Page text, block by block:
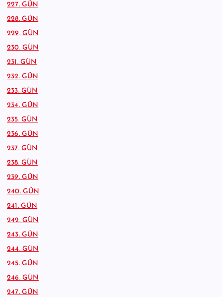
227. GÜN
228. GÜN
229. GÜN
230. GÜN
231. GÜN
232. GÜN
233. GÜN
234. GÜN
235. GÜN
236. GÜN
237. GÜN
238. GÜN
239. GÜN
240. GÜN
241. GÜN
242. GÜN
243. GÜN
244. GÜN
245. GÜN
246. GÜN
247. GÜN